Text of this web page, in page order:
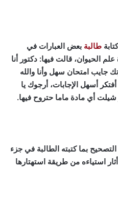
طالبة بعض العبارات في
الحيوان، قالت فيها: دكتور أنا
جايب امتحان سهل وأنا والله
أسهل الإجابات، أرجوك يا
شيلت أي مادة ماما حتروح فيها.
بما كتبته الطالبة في جزء
استياءه من طريقة استهتارها